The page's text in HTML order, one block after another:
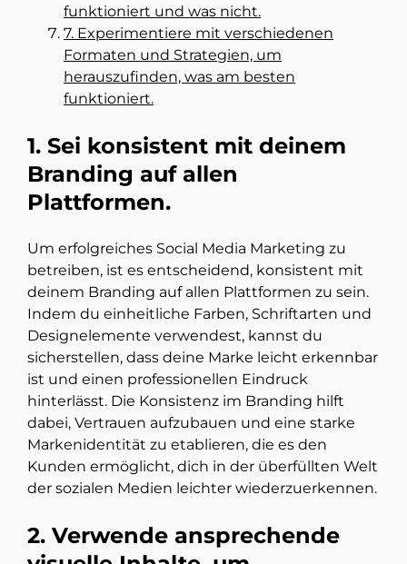
funktioniert und was nicht.
7. Experimentiere mit verschiedenen
Formaten und Strategien, um
herauszufinden, was am besten
funktioniert.
1. Sei konsistent mit deinem
Branding auf allen
Plattformen.
Um erfolgreiches Social Media Marketing zu
betreiben, ist es entscheidend, konsistent mit
deinem Branding auf allen Plattformen zu sein.
Indem du einheitliche Farben, Schriftarten und
Designelemente verwendest, kannst du
sicherstellen, dass deine Marke leicht erkennbar
ist und einen professionellen Eindruck
hinterlässt. Die Konsistenz im Branding hilft
dabei, Vertrauen aufzubauen und eine starke
Markenidentität zu etablieren, die es den
Kunden ermöglicht, dich in der überfüllten Welt
der sozialen Medien leichter wiederzuerkennen.
2. Verwende ansprechende